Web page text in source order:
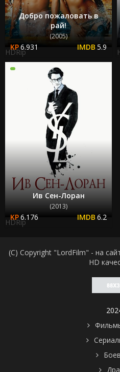
Добро пожаловать в
рай!
(2005)
6.931 5.9
HDRip
Ив Сен-Лоран
(2013)
6.176 6.2
HDRip
(C) Copyright "LordFilm" - на
HD